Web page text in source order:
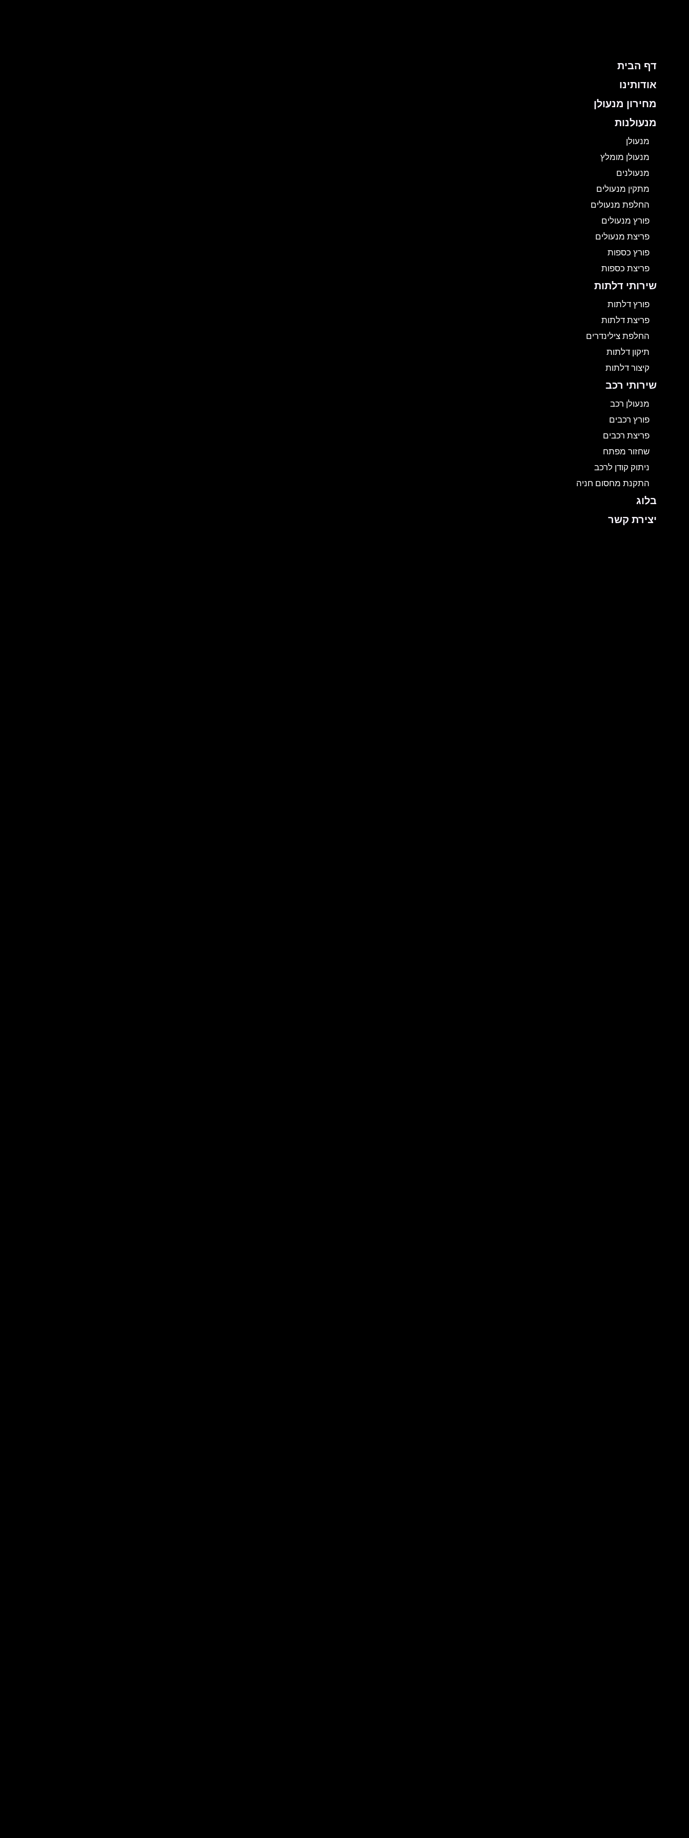
דף הבית
אודותינו
מחירון מנעולן
מנעולנות
מנעולן
מנעולן מומלץ
מנעולנים
מתקין מנעולים
החלפת מנעולים
פורץ מנעולים
פריצת מנעולים
פורץ כספות
פריצת כספות
שירותי דלתות
פורץ דלתות
פריצת דלתות
החלפת צילינדרים
תיקון דלתות
קיצור דלתות
שירותי רכב
מנעולן רכב
פורץ רכבים
פריצת רכבים
שחזור מפתח
ניתוק קודן לרכב
התקנת מחסום חניה
בלוג
יצירת קשר